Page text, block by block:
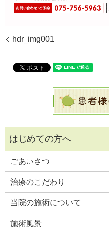
hdr_img001
ごあいさつ
治療のこだわり
当院の施術について
施術風景